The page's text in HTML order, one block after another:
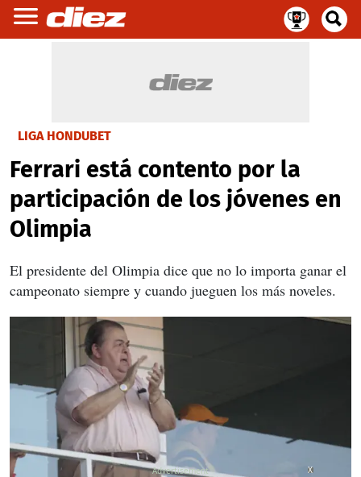
LIGA HONDUBET
Ferrari está contento por la
participación de los jóvenes en
Olimpia
El presidente del Olimpia dice que no lo importa ganar el
campeonato siempre y cuando jueguen los más noveles.
X